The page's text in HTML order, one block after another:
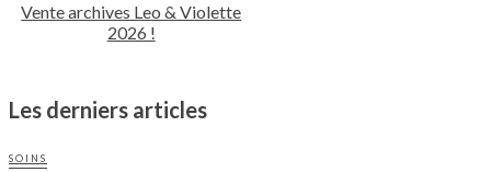
Vente archives Leo & Violette
2026 !
Les derniers articles
SOINS